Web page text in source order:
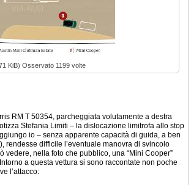
KiB) Osservato 1199 volte
RM T 50354, parcheggiata volutamente a destra
Stefania Limiti – la dislocazione limitrofa allo stop
io – senza apparente capacità di guida, a ben
rendesse difficile l’eventuale manovra di svincolo
vedere, nella foto che pubblico, una “Mini Cooper”
a questa vettura si sono raccontate non poche
l’attacco: